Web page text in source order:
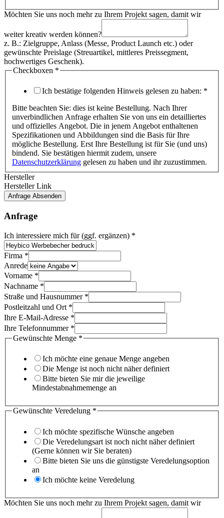
Möchten Sie uns noch mehr zu Ihrem Projekt sagen, damit wir
weiter kreativ werden können?
z. B.: Zielgruppe, Anlass (Messe, Product Launch etc.) oder
gewünschte Preislage (Streuartikel, mittleres Preissegment,
hochwertiges Geschenk).
Checkboxen *
Ich bestätige folgenden Hinweis gelesen zu haben: *
Bitte beachten Sie: dies ist keine Bestellung. Nach Ihrer
unverbindlichen Anfrage erhalten Sie von uns ein detailliertes
und offizielles Angebot. Die in jenem Angebot enthaltenen
Spezifikationen und Abbildungen sind die Basis für Ihre
mögliche Bestellung. Erst Ihre Bestellung ist für Sie (und uns)
bindend. Sie bestätigen hiermit zudem, unsere
Datenschutzerklärung gelesen zu haben und ihr zuzustimmen.
Hersteller
Hersteller Link
Anfrage Absenden
Anfrage
Ich interessiere mich für (ggf. ergänzen) *
Firma *
Anrede
Vorname *
Nachname *
Möchten
Artikelseite
Gewünschte
Straße und Hausnummer *
Postleitzahl und Ort *
Ihre E-Mail-Adresse *
Ihre Telefonnummer *
Gewünschte Menge *
Ich möchte eine genaue Menge angeben
Die Menge ist noch nicht näher definiert
Bitte bieten Sie mir die jeweilige
Mindestabnahmemenge an
Gewünschte Veredelung *
Ich möchte spezifische Wünsche angeben
Die Veredelungsart ist noch nicht näher definiert
(Gerne können wir Sie beraten)
Bitte bieten Sie uns die günstigste Veredelungsoption
an
Ich möchte keine Veredelung
Möchten Sie uns noch mehr zu Ihrem Projekt sagen, damit wir